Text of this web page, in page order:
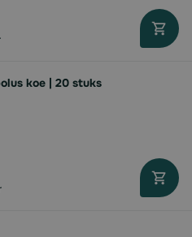
koe | 20 stuks